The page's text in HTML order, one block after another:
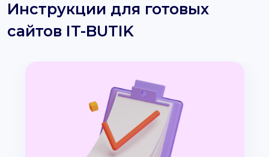
Инструкции для готовых
сайтов IT-BUTIK